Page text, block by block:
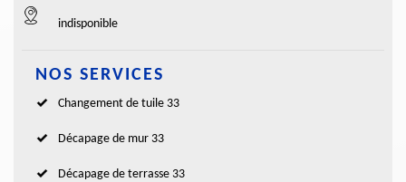
indisponible
NOS SERVICES
Changement de tuile 33
Décapage de mur 33
Décapage de terrasse 33